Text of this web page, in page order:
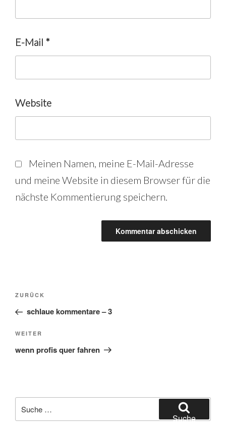
E-Mail *
Website
Meinen Namen, meine E-Mail-Adresse
und meine Website in diesem Browser für die
nächste Kommentierung speichern.
Beitrags-
Navigation
Vorheriger
Beitrag
ZURÜCK
schlaue kommentare – 3
Nächster
Beitrag
WEITER
wenn profis quer fahren
nach:
Suche